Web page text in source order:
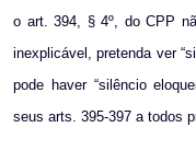
o art. 394, § 4º, do CPP
inexplicável, pretenda ver
pode haver “silêncio
seus arts. 395-397 atodos